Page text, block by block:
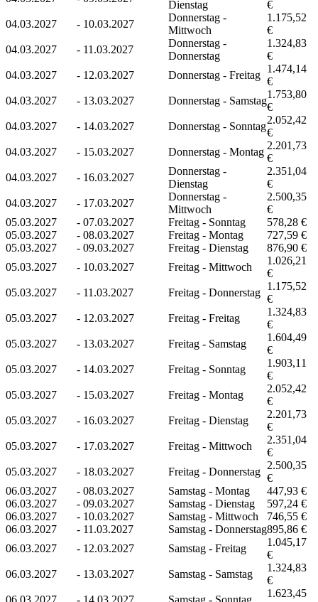
Dienstag
€
04.03.2027
- 10.03.2027
Donnerstag -
Mittwoch
1.175,52
€
04.03.2027
- 11.03.2027
Donnerstag -
Donnerstag
1.324,83
€
04.03.2027
- 12.03.2027 Donnerstag - Freitag
1.474,14
€
04.03.2027
- 13.03.2027 Donnerstag - Samstag
1.753,80
€
04.03.2027
- 14.03.2027 Donnerstag - Sonntag
2.052,42
€
04.03.2027
- 15.03.2027 Donnerstag - Montag
2.201,73
€
04.03.2027
- 16.03.2027
Donnerstag -
Dienstag
2.351,04
€
04.03.2027
- 17.03.2027
Donnerstag -
Mittwoch
2.500,35
€
05.03.2027
- 07.03.2027 Freitag - Sonntag
578,28 €
05.03.2027
- 08.03.2027 Freitag - Montag
727,59 €
05.03.2027
- 09.03.2027 Freitag - Dienstag
876,90 €
05.03.2027
- 10.03.2027 Freitag - Mittwoch
1.026,21
€
05.03.2027
- 11.03.2027 Freitag - Donnerstag
1.175,52
€
05.03.2027
- 12.03.2027 Freitag - Freitag
1.324,83
€
05.03.2027
- 13.03.2027 Freitag - Samstag
1.604,49
€
05.03.2027
- 14.03.2027 Freitag - Sonntag
1.903,11
€
05.03.2027
- 15.03.2027 Freitag - Montag
2.052,42
€
05.03.2027
- 16.03.2027 Freitag - Dienstag
2.201,73
€
05.03.2027
- 17.03.2027 Freitag - Mittwoch
2.351,04
€
05.03.2027
- 18.03.2027 Freitag - Donnerstag
2.500,35
€
06.03.2027
- 08.03.2027 Samstag - Montag
447,93 €
06.03.2027
- 09.03.2027 Samstag - Dienstag
597,24 €
06.03.2027
- 10.03.2027 Samstag - Mittwoch
746,55 €
06.03.2027
- 11.03.2027 Samstag - Donnerstag895,86 €
06.03.2027
- 12.03.2027 Samstag - Freitag
1.045,17
€
06.03.2027
- 13.03.2027 Samstag - Samstag
1.324,83
€
06.03.2027
- 14.03.2027 Samstag - Sonntag
1.623,45